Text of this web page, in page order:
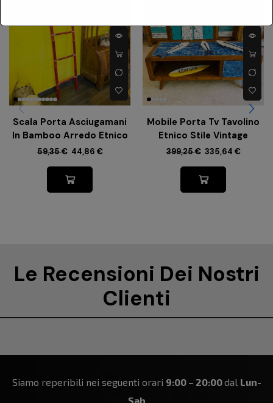
Scala Porta Asciugamani
In Bamboo Arredo Etnico
59,35€ 44,86 €
Mobile Porta Tv Tavolino
Etnico Stile Vintage
399,25€ 335,64 €
Le Recensioni Dei Nostri
Clienti
Siamo reperibili nei seguenti orari 9:00 – 20:00dal Lun-
Sab